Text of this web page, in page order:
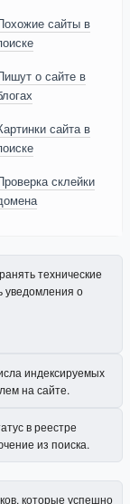
сайты в
о сайте в
сайта в
склейки
технические
уведомления о
индексируемых
на сайте.
в реестре
из поиска.
которые успешно